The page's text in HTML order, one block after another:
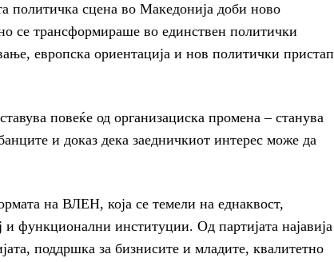
политичка сцена во Македонија доби ново
се трансформираше во единствен политички
европска ориентација и нов политички пристап
повеќе од организациска промена – станува
и доказ дека заедничкиот интерес може да
на ВЛЕН, која се темели на еднаквост,
и функционални институции. Од партијата најавија
поддршка за бизнисите и младите, квалитетно